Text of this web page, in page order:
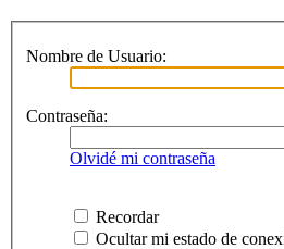
Nombre de Usuario:
Contraseña:
Olvidé mi contraseña
Recordar
Ocultar mi estado de